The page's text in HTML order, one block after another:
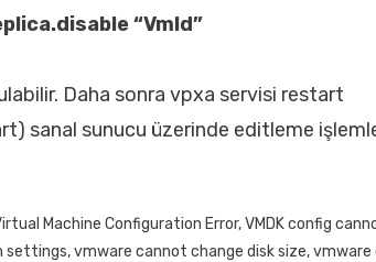
“VmId”
Daha sonra vpxa servisi restart
sanal sunucu üzerinde editleme
Machine Configuration Error,VMDK config
settings,vmware cannot change disk size,vmware